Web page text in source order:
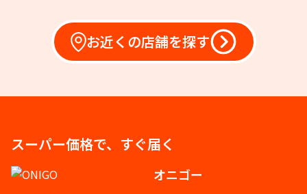
お近くの店舗を探す
スーパー価格で、すぐ届く
オニゴー